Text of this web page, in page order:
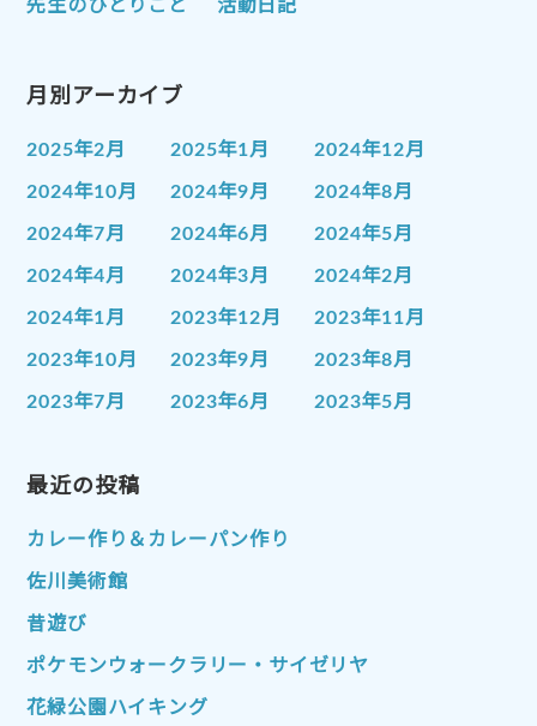
先生のひとりごと 活動日記
月別アーカイブ
2025年2月 2025年1月 2024年12月
2024年10月 2024年9月 2024年8月
2024年7月 2024年6月 2024年5月
2024年4月 2024年3月 2024年2月
2024年1月 2023年12月 2023年11月
2023年10月 2023年9月 2023年8月
2023年7月 2023年6月 2023年5月
2023年1月
2022年10月 2022年9月
2022年7月
2022年4月
2022年1月 2021年12月 2021年11月
2021年10月 2021年9月
最近の投稿
カレー作り＆カレーパン作り
佐川美術館
昔遊び
ポケモンウォークラリー・サイゼリヤ
花緑公園ハイキング